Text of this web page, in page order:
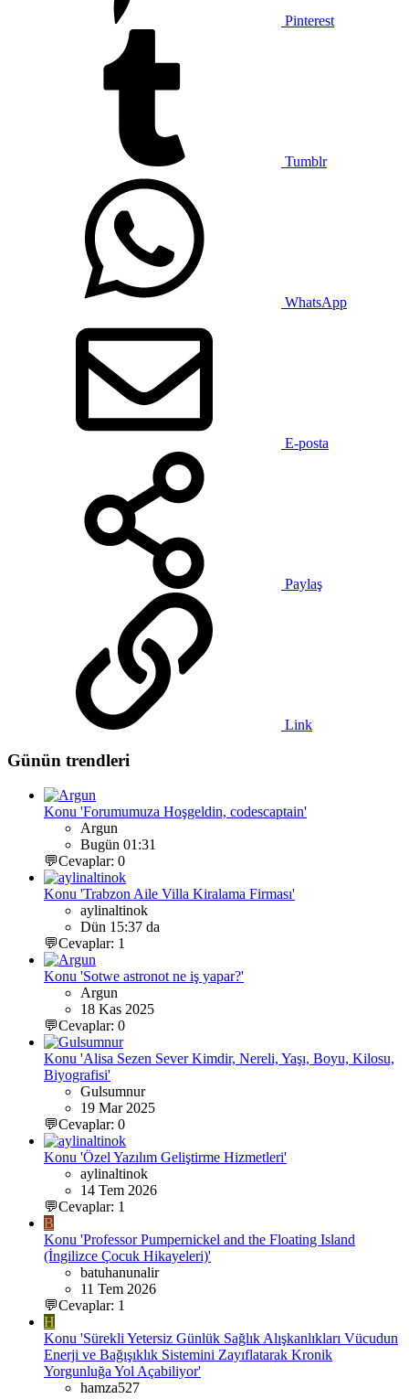
Pinterest
Tumblr
WhatsApp
E-posta
Paylaş
Link
Günün trendleri
Konu 'Forumumuza Hoşgeldin, codescaptain'
Argun
Bugün 01:31
💬Cevaplar: 0
Konu 'Trabzon Aile Villa Kiralama Firması'
aylinaltinok
Dün 15:37 da
💬Cevaplar: 1
Konu 'Sotwe astronot ne iş yapar?'
Argun
18 Kas 2025
💬Cevaplar: 0
Konu 'Alisa Sezen Sever Kimdir, Nereli, Yaşı, Boyu, Kilosu,
Biyografisi'
Gulsumnur
19 Mar 2025
💬Cevaplar: 0
Konu 'Özel Yazılım Geliştirme Hizmetleri'
aylinaltinok
14 Tem 2026
💬Cevaplar: 1
B
Konu 'Professor Pumpernickel and the Floating Island
(İngilizce Çocuk Hikayeleri)'
batuhanunalir
11 Tem 2026
💬Cevaplar: 1
H
Konu 'Sürekli Yetersiz Günlük Sağlık Alışkanlıkları Vücudun
Enerji ve Bağışıklık Sistemini Zayıflatarak Kronik
Yorgunluğa Yol Açabiliyor'
hamza527